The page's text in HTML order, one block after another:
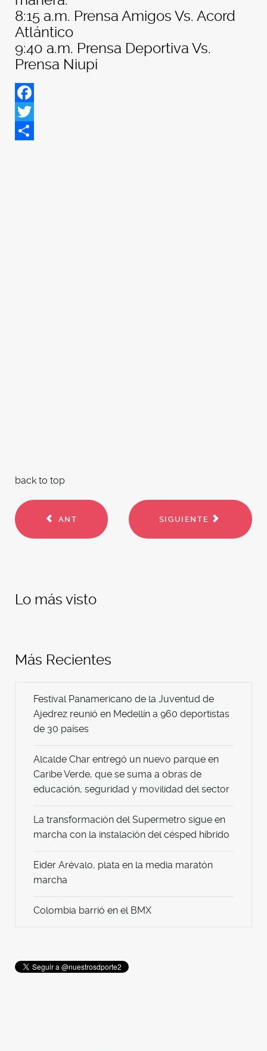
8:15 a.m. Prensa Amigos Vs. Acord
Atlántico
9:40 a.m. Prensa Deportiva Vs.
Prensa Niupi
Facebook
Twitter
back to top
ANT SIGUIENTE
Lo más visto
Más Recientes
Festival Panamericano de la Juventud de
Ajedrez reunió en Medellín a 960 deportistas
de 30 países
Alcalde Char entregó un nuevo parque en
Caribe Verde, que se suma a obras de
educación, seguridad y movilidad del sector
La transformación del Supermetro sigue en
marcha con la instalación del césped híbrido
Eider Arévalo, plata en la media maratón
marcha
Colombia barrió en el BMX